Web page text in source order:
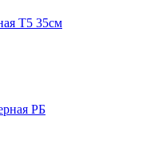
Т5 35см
РБ